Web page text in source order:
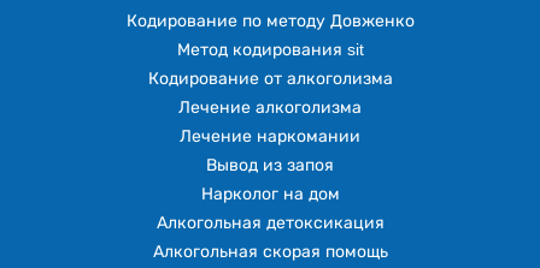
Кодирование по методу Довженко
Метод кодирования sit
Кодирование от алкоголизма
Лечение алкоголизма
Лечение наркомании
Вывод из запоя
Нарколог на дом
Алкогольная детоксикация
Алкогольная скорая помощь